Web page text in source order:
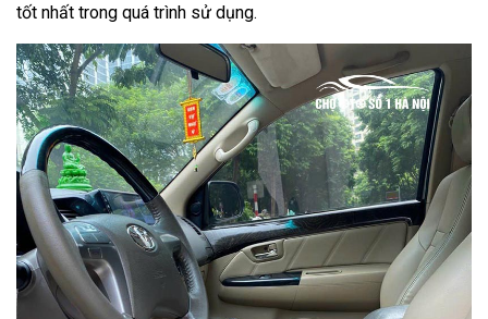
tốt nhất trong quá trình sử dụng.